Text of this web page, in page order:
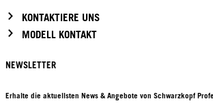
KONTAKTIERE UNS
MODELL KONTAKT
NEWSLETTER
Erhalte die aktuellsten News & Angebote von Schwarzkopf